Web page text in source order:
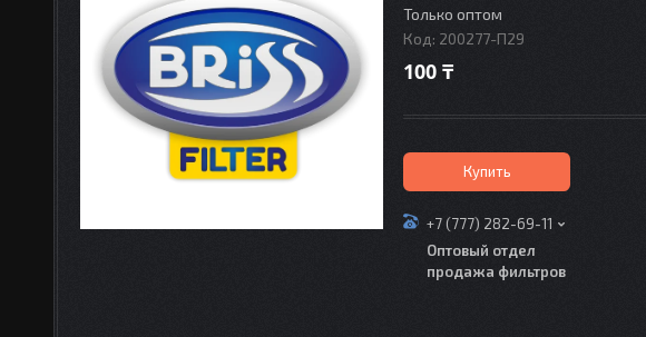
Только оптом
Код: 200277-П29
100 ₸
Купить
+7 (777) 282-69-11
Оптовый отдел
продажа фильтров